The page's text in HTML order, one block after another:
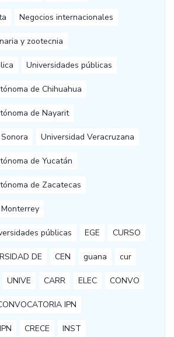
Negocios internacionales
y zootecnia
Universidades públicas
de Chihuahua
de Nayarit
Universidad Veracruzana
de Yucatán
de Zacatecas
públicas EGE CURSO
DE CEN guana cur
UNIVE CARR ELEC CONVO
IPN
CRECE INST